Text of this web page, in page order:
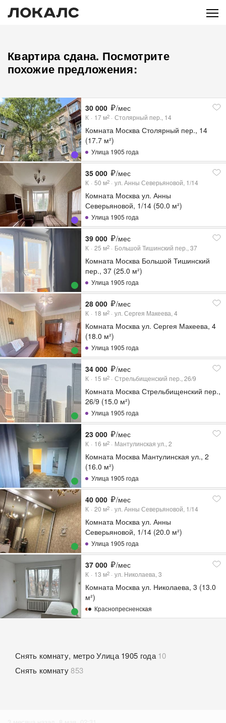
Квартира сдана. Посмотрите
похожие предложения:
30 000 /мес
К 17 м2 Столярный пер., 14
Комната Москва Столярный пер., 14
(17.7 м²)
Улица 1905 года
35 000 /мес
К 50 м2 ул. Анны Северьяновой, 1/14
Комната Москва ул. Анны
Северьяновой, 1/14 (50.0 м²)
Улица 1905 года
39 000 /мес
К 25 м2 Большой Тишинский пер., 37
Комната Москва Большой Тишинский
пер., 37 (25.0 м²)
Улица 1905 года
28 000 /мес
К 18 м2 ул. Сергея Макеева, 4
Комната Москва ул. Сергея Макеева, 4
(18.0 м²)
Улица 1905 года
34 000 /мес
К 15 м2 Стрельбищенский пер., 26/9
Комната Москва Стрельбищенский пер.,
26/9 (15.0 м²)
Улица 1905 года
23 000 /мес
К 16 м2 Мантулинская ул., 2
Комната Москва Мантулинская ул., 2
(16.0 м²)
Улица 1905 года
40 000 /мес
К 20 м2 ул. Анны Северьяновой, 1/14
Комната Москва ул. Анны
Северьяновой, 1/14 (20.0 м²)
Улица 1905 года
37 000 /мес
К 13 м2 ул. Николаева, 3
Комната Москва ул. Николаева, 3 (13.0
м²)
Краснопресненская
Снять комнату, метро Улица 1905 года 10
Снять комнату 853